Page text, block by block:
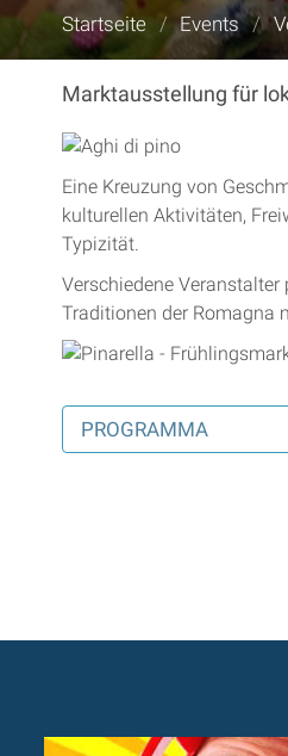
Sie
sind
Startseite / Events /
Marktausstellung für
Eine Kreuzung von
kulturellen Aktivitäten,
Typizität.
Verschiedene
Traditionen der Romagna
PROGRAMMA